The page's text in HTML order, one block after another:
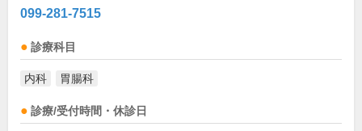
099-281-7515
診療科目
内科 胃腸科
診療/受付時間・休診日